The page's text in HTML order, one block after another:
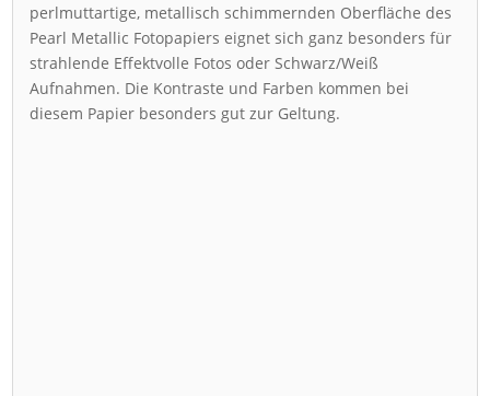
perlmuttartige, metallisch schimmernden Oberfläche des
Pearl Metallic Fotopapiers eignet sich ganz besonders für
strahlende Effektvolle Fotos oder Schwarz/Weiß
Aufnahmen. Die Kontraste und Farben kommen bei
diesem Papier besonders gut zur Geltung.